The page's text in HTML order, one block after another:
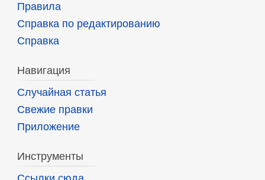
Правила
Справка по редактированию
Справка
Навигация
Случайная статья
Свежие правки
Приложение
Инструменты